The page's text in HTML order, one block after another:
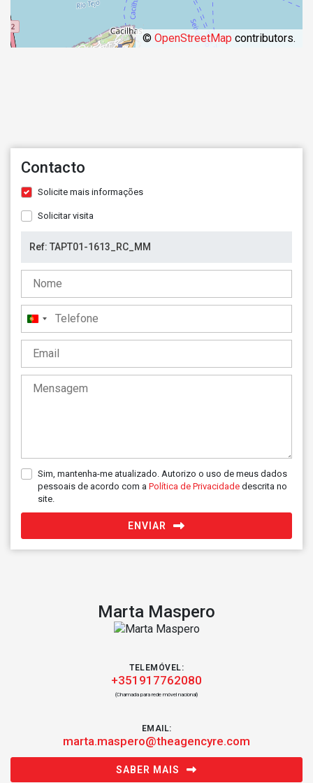
© OpenStreetMap contributors.
Contacto
Solicite mais informações
Solicitar visita
Portugal
+351
Sim, mantenha-me atualizado. Autorizo o uso de meus dados
pessoais de acordo com a Política de Privacidade descrita no
site.
ENVIAR
Marta Maspero
TELEMÓVEL:
+351917762080
(Chamada para rede móvel nacional)
EMAIL:
marta.maspero@theagencyre.com
SABER MAIS